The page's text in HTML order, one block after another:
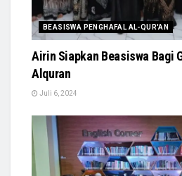
BEASISWA PENGHAFAL AL-QUR'AN
Airin Siapkan Beasiswa Bagi
Alquran
Juli 6, 2024